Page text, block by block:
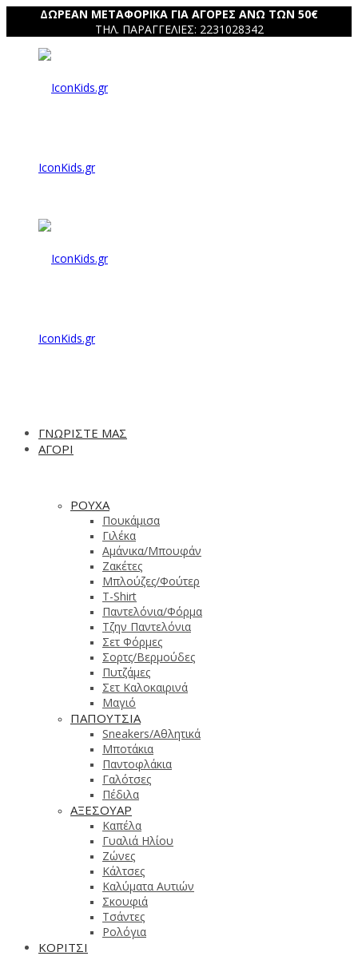
ΔΩΡΕΑΝ ΜΕΤΑΦΟΡΙΚΑ ΓΙΑ ΑΓΟΡΕΣ ΑΝΩ ΤΩΝ 50€
ΤΗΛ. ΠΑΡΑΓΓΕΛΙΕΣ: 2231028342
IconKids.gr
IconKids.gr
ΓΝΩΡΙΣΤΕ ΜΑΣ
ΑΓΟΡΙ
ΡΟΥΧΑ
Πουκάμισα
Γιλέκα
Αμάνικα/Μπουφάν
Ζακέτες
Μπλούζες/Φούτερ
T-Shirt
Παντελόνια/Φόρμα
Τζην Παντελόνια
Σετ Φόρμες
Σορτς/Βερμούδες
Πυτζάμες
Σετ Καλοκαιρινά
Μαγιό
ΠΑΠΟΥΤΣΙΑ
Sneakers/Aθλητικά
Μποτάκια
Παντοφλάκια
Γαλότσες
Πέδιλα
ΑΞΕΣΟΥΑΡ
Καπέλα
Γυαλιά Ηλίου
Ζώνες
Κάλτσες
Καλύματα Αυτιών
Σκουφιά
Τσάντες
Ρολόγια
ΚΟΡΙΤΣΙ